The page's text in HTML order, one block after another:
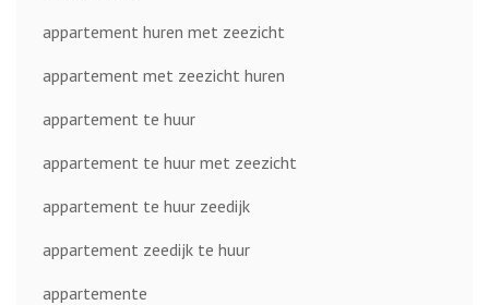
appartement huren met zeezicht
appartement met zeezicht huren
appartement te huur
appartement te huur met zeezicht
appartement te huur zeedijk
appartement zeedijk te huur
appartemente